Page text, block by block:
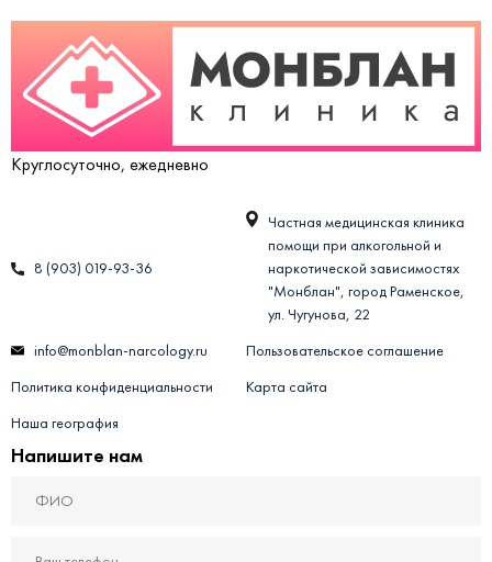
Круглосуточно, ежедневно
8 (903) 019-93-36
Частная медицинская клиника
помощи при алкогольной и
наркотической зависимостях
"Монблан", город Раменское,
ул. Чугунова, 22
info@monblan-narcology.ru
Пользовательское соглашение
Политика конфиденциальности
Карта сайта
Наша география
Напишите нам